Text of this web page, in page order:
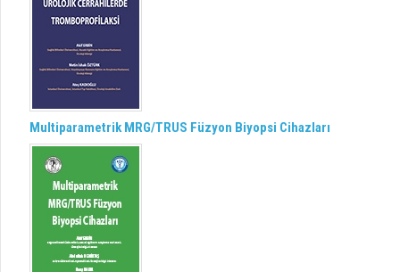
Multiparametrik MRG/TRUS Füzyon Biyopsi Cihazları